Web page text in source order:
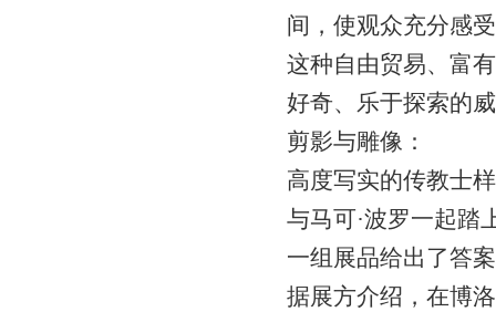
间，使观众充分感
这种自由贸易、富
好奇、乐于探索的
剪影与雕像：
高度写实的传教士
与马可·波罗一起踏
一组展品给出了答
据展方介绍，在博